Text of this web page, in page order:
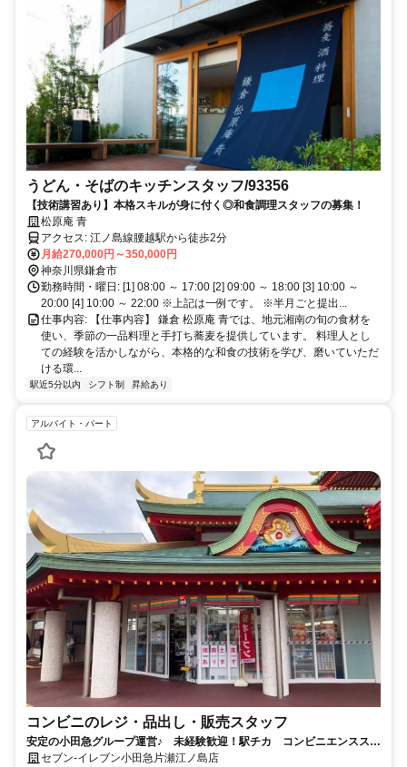
うどん・そばのキッチンスタッフ/93356
【技術講習あり】本格スキルが身に付く◎和食調理スタッフの募集！
松原庵 青
アクセス: 江ノ島線腰越駅から徒歩2分
月給270,000円～350,000円
神奈川県鎌倉市
勤務時間・曜日: [1] 08:00 ～ 17:00 [2] 09:00 ～ 18:00 [3] 10:00 ～
20:00 [4] 10:00 ～ 22:00 ※上記は一例です。 ※半月ごと提出...
仕事内容: 【仕事内容】 鎌倉 松原庵 青では、地元湘南の旬の食材を
使い、季節の一品料理と手打ち蕎麦を提供しています。 料理人とし
ての経験を活かしながら、本格的な和食の技術を学び、磨いていただ
ける環...
駅近5分以内 シフト制 昇給あり
アルバイト・パート
コンビニのレジ・品出し・販売スタッフ
安定の小田急グループ運営♪ 未経験歓迎！駅チカ コンビニエンススト
アのお仕事♪
セブン-イレブン小田急片瀬江ノ島店